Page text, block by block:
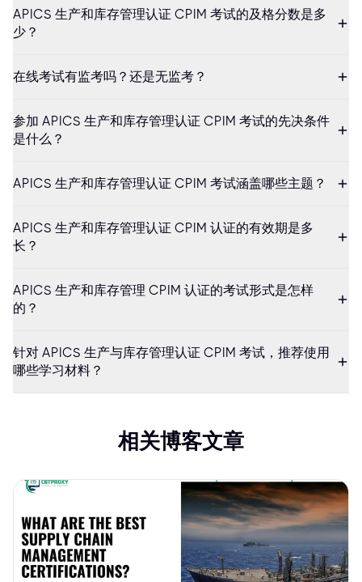
APICS 生产和库存管理认证 CPIM 考试的及格分数是多
少？
在线考试有监考吗？还是无监考？
参加 APICS 生产和库存管理认证 CPIM 考试的先决条件
是什么？
APICS 生产和库存管理认证 CPIM 考试涵盖哪些主题？
APICS 生产和库存管理认证 CPIM 认证的有效期是多
长？
APICS 生产和库存管理 CPIM 认证的考试形式是怎样
的？
针对 APICS 生产与库存管理认证 CPIM 考试，推荐使用
哪些学习材料？
相关博客文章